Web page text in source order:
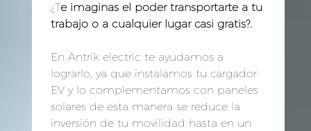
¿Te imaginas el poder transportarte a tu
trabajo o a cualquier lugar casi gratis?.
En Antrik electric te ayudamos a
lograrlo, ya que instalamos tu cargador
EV y lo complementamos con paneles
solares de esta manera se reduce la
inversión de tu movilidad hasta en un